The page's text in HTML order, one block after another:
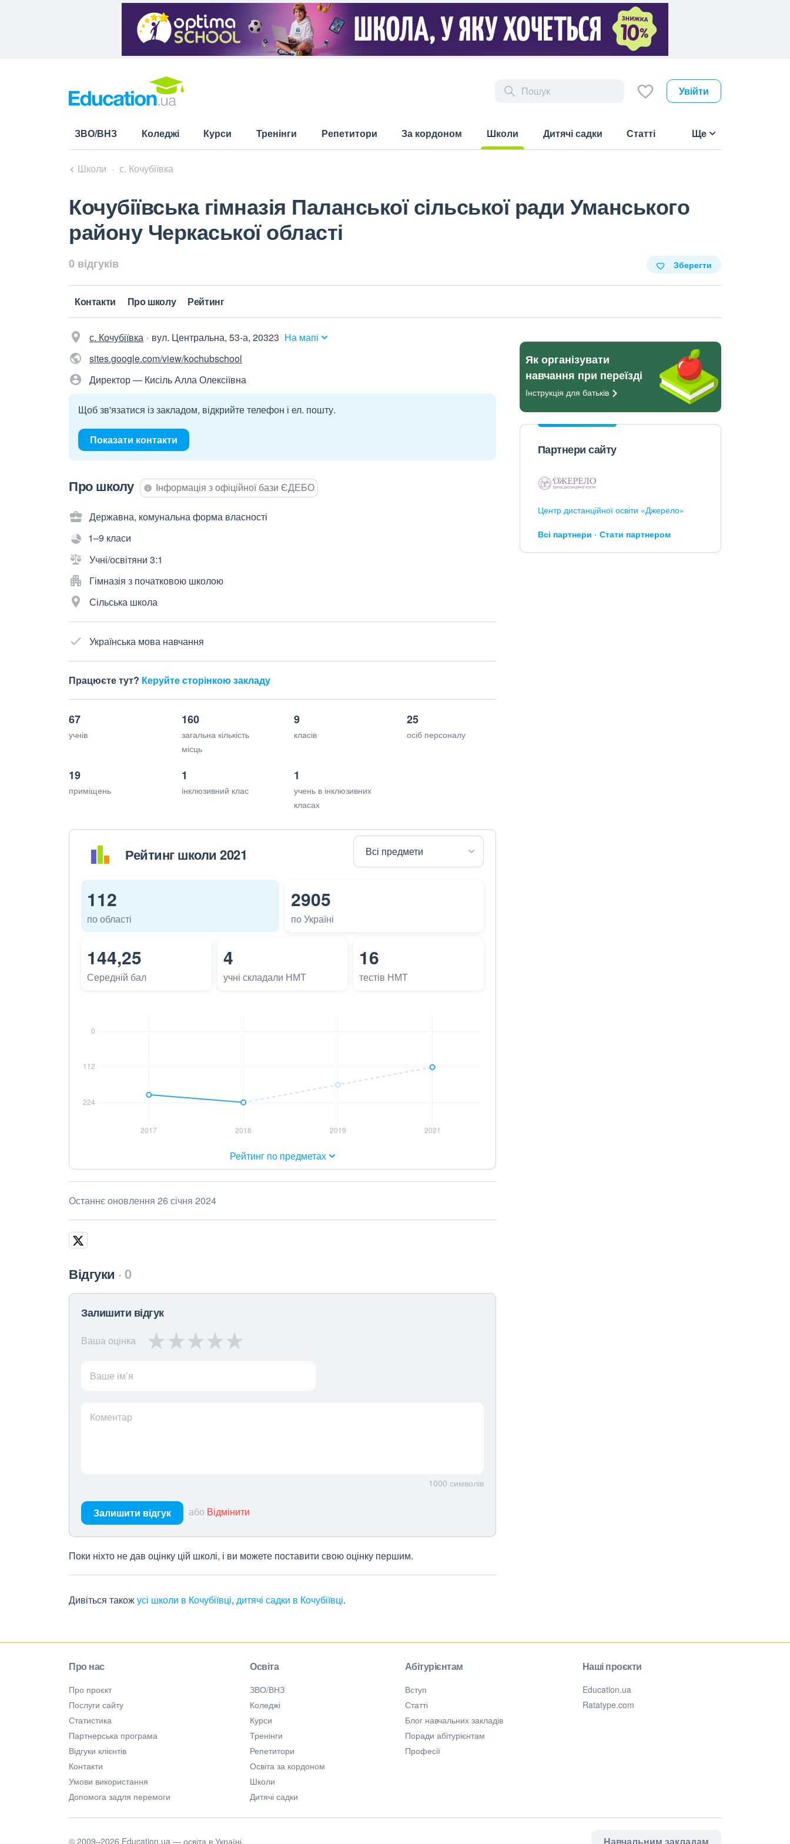
Увійти
ЗВО/ВНЗ Коледжі Курси Тренінги Репетитори За кордоном
Школи
Дитячі садки Статті Ще
Школи с. Кочубіївка
Кочубіївська гімназія Паланської сільської ради Уманського
району Черкаської області
0 відгуків Зберегти
Контакти Про школу Рейтинг
с. Кочубіївка вул. Центральна, 53-а, 20323 На мапі
sites.google.com/view/kochubschool
Директор — Кисіль Алла Олексіївна
Щоб зв'язатися із закладом, відкрийте телефон і ел. пошту.
Показати контакти
Про школу Інформація з офіційної бази ЄДЕБО
Державна, комунальна форма власності
1–9 класи
Учні/освітяни 3:1
Гімназія з початковою школою
Сільська школа
Українська мова навчання
Працюєте тут? Керуйте сторінкою закладу
67
учнів
160
загальна кількість
місць
9
класів
25
осіб персоналу
19
приміщень
1
інклюзивний клас
1
учень в інклюзивних
класах
Рейтинг школи 2021
112
по області
2905
по Україні
144,25
Середній бал
4
учні складали НМТ
16
тестів НМТ
Рейтинг по предметах
Останнє оновлення 26 січня 2024
Відгуки 0
Залишити відгук
Ваша оцінка
Ваше ім’я
Коментар
1000 символів
Залишити відгук або Відмінити
Поки ніхто не дав оцінку цій школі, і ви можете поставити свою оцінку першим.
Дивіться такожусі школи в Кочубіївці, дитячі садки в Кочубіївці.
Як організувати
навчання при переїзді
Інструкція для батьків
Партнери сайту
Центр дистанційної освіти «Джерело»
Всі партнери Стати партнером
Про нас
Про проєкт
Послуги сайту
Статистика
Партнерська програма
Відгуки клієнтів
Контакти
Умови використання
Допомога задля перемоги
Освіта
ЗВО/ВНЗ
Коледжі
Курси
Тренінги
Репетитори
Освіта за кордоном
Школи
Дитячі садки
Абітурієнтам
Вступ
Статті
Блог навчальних закладів
Поради абітурієнтам
Професії
Наші проєкти
Education.ua
Ratatype.com
Навчальним закладам
© 2009–2026 Education.ua — освіта в Україні.